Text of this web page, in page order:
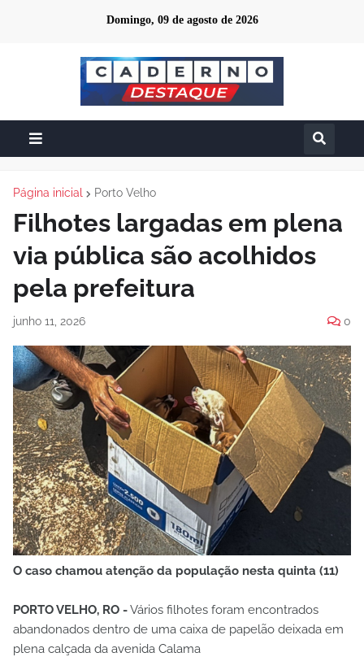
Domingo, 09 de agosto de 2026
Página inicial Porto Velho
Filhotes largadas em plena
via pública são acolhidos
pela prefeitura
junho 11, 2026 0
O caso chamou atenção da população nesta quinta (11)
PORTO VELHO, RO -Vários filhotes foram encontrados
abandonados dentro de uma caixa de papelão deixada em
plena calçada da avenida Calama